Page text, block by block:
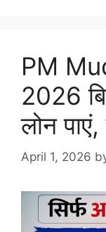
PM
2026
लोन
April 1, 2026